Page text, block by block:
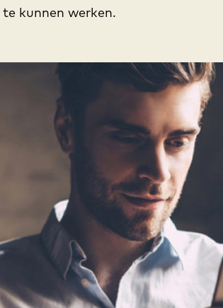
kunnen werken.